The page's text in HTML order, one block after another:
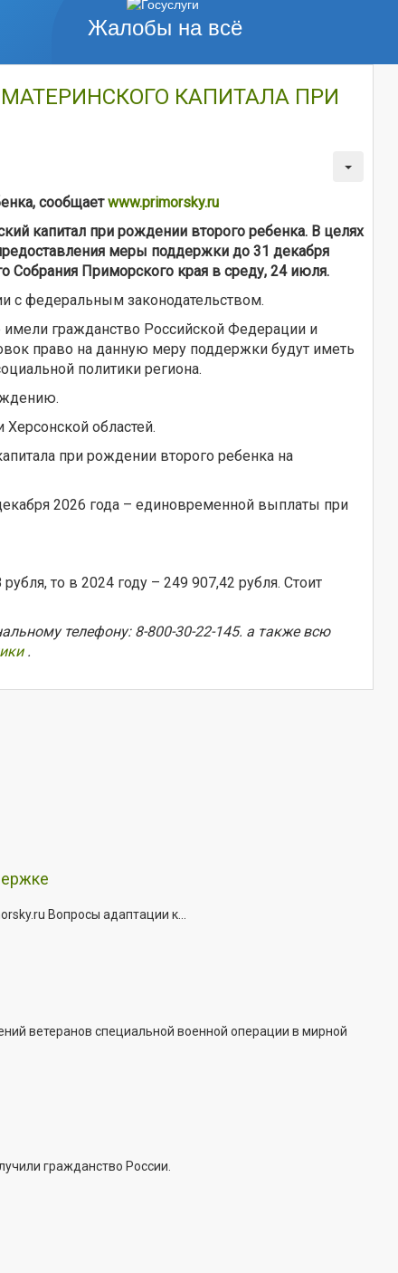
Жалобы на всё
КАПИТАЛА ПРИ
сообщаетwww.primorsky.ru
капитал при рождении второго ребенка. В целях
меры поддержки до 31 декабря
Собрания Приморского края в среду, 24 июля.
с федеральным законодательством.
гражданство Российской Федерации и
право на данную меру поддержки будут иметь
политики региона.
областей.
при рождении второго ребенка на
2026 года – единовременной выплаты при
то в 2024 году – 249 907,42 рубля. Стоит
телефону: 8-800-30-22-145. а также всю
.
Вопросы адаптации к...
ветеранов специальной военной операции в мирной
гражданство России.